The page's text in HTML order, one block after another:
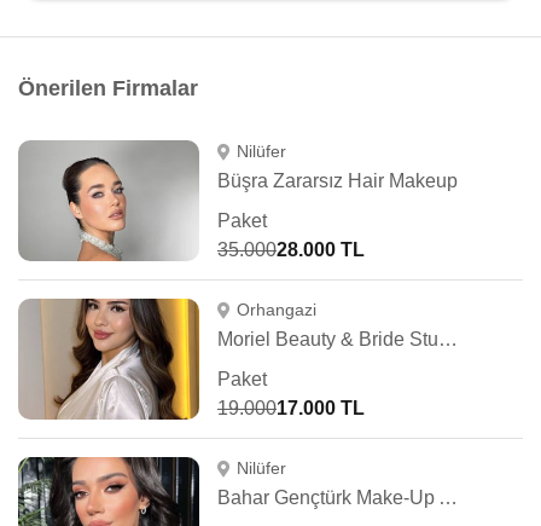
Önerilen Firmalar
Nilüfer
Büşra Zararsız Hair Makeup
Paket
35.00028.000 TL
Orhangazi
Moriel Beauty & Bride Studio
Paket
19.00017.000 TL
Nilüfer
Bahar Gençtürk Make-Up Artist